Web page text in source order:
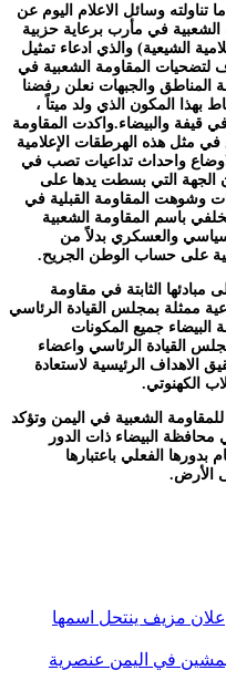
تناولته وسائل الاعلام اليوم عن
في مأرب برعاية حزبية
الشيعية) والذي ادعاء تمثيل
المقاومة الشعبية في
المناطق والجبهات نعلن رفضنا
بهذا المكون الذي ولد ميتاً ،
قيفة والبيضاء.واكدت المقاومة
مثل هذه الهرطقات الإعلامية
واحداث تداعيات تصب في
الجهة التي بسطت يدها على
وشوهت المقاومة القبلية في
باسم المقاومة الشعبية
والعسكري بدلاً من
على حساب الوطن الجريح.
الثابتة في مقاومة
ممثلة بمجلس القيادة الرئاسي
جميع المكونات
القيادة الرئاسي واعضاء
الاهداف الرئيسية لاستعادة
الكهنوتي.
الشعبية في اليمن وتؤكد
البيضاء ذات الدور
بدورها الفعلي باعتبارها
الأرض.
مزيف ينتحل اسمها
في اليمن عنصرية